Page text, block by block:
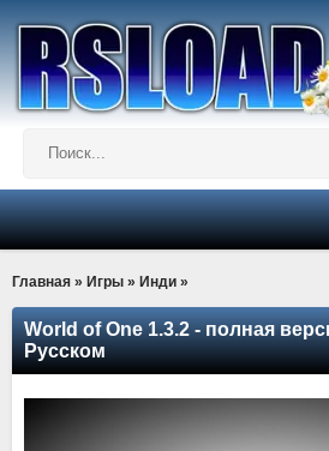
Главная » Игры » Инди »
World of One 1.3.2 - полная
Русском